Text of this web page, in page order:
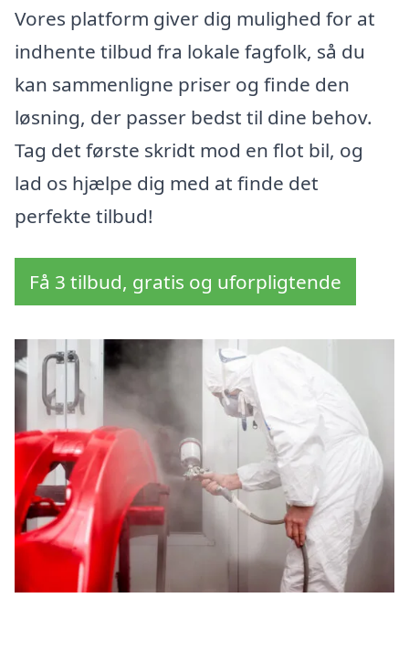
Vores platform giver dig mulighed for at
indhente tilbud fra lokale fagfolk, så du
kan sammenligne priser og finde den
løsning, der passer bedst til dine behov.
Tag det første skridt mod en flot bil, og
lad os hjælpe dig med at finde det
perfekte tilbud!
Få 3 tilbud, gratis og uforpligtende